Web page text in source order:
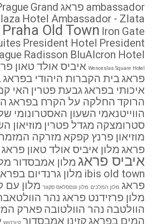
ambassador פראג
Grand
Hotel Ambassador - Zlata
Old Town Iron Gate
President Hotel President
Radisson BluAlcron Hotel
Wenceslas Square Hotel איביס אולד טאון
פראג בית הקברות היהודי בפראג
איכותי בפראג גבעת פטרין האי
הרוקד החלקה על הקרח בפראג
הווייטנאמי השעון האסטרונומי
סטרומצקה מגדל פטרין מוזיאון
מוזיאון פרנץ קפקא מזרקה
פראג מלון איביס אולד טאון פראג
איביס פראג מלון אמבסדור
ibis old town מלון גרנדיום
פראג מלון המלכים מלון וונססלאס סקוור מלון עם
מלון פרזידנט פראג נהר
הוולטבה נהר הוולטובה פארק
המים בפראג קזינו אמבסדור קיורטוש